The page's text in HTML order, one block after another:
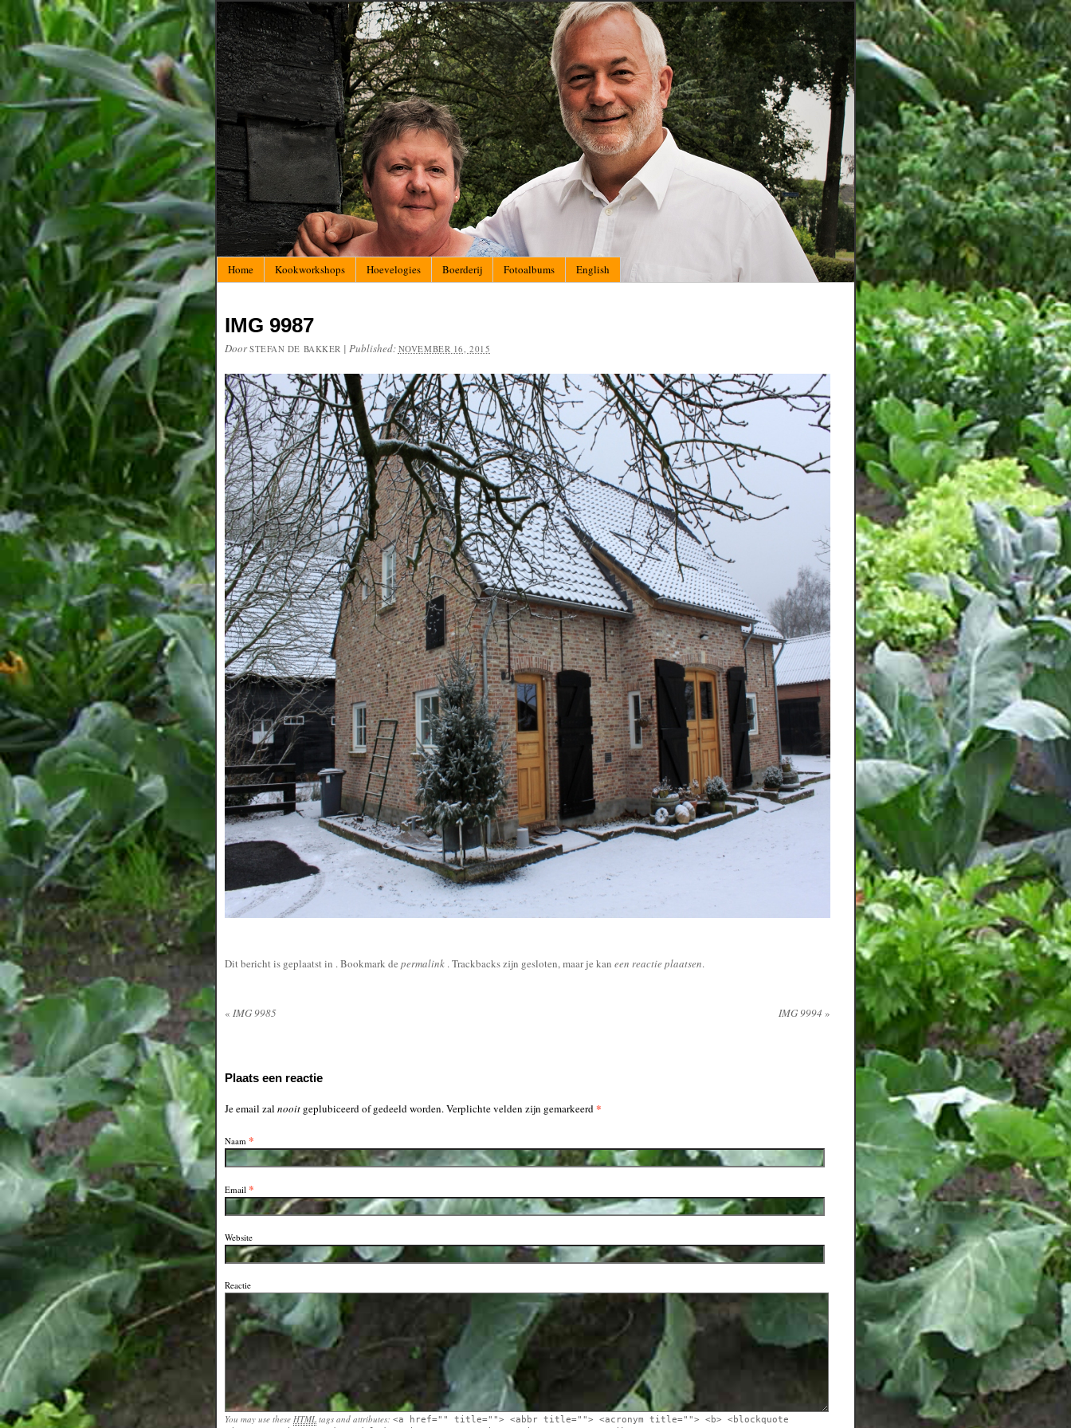
Home Kookworkshops Hoevelogies Boerderij Fotoalbums English
IMG 9987
DoorSTEFAN DE BAKKER | Published: NOVEMBER 16, 2015
Dit bericht is geplaatst in . Bookmark de permalink . Trackbacks zijn gesloten, maar je kan een reactie plaatsen.
« IMG 9985 IMG 9994 »
Plaats een reactie
Je email zal nooit geplubiceerd of gedeeld worden. Verplichte velden zijn gemarkeerd*
Naam *
Email *
Website
Reactie
You may use these HTML tags and attributes: <a href="" title=""> <abbr title=""> <acronym title=""> <b> <blockquote